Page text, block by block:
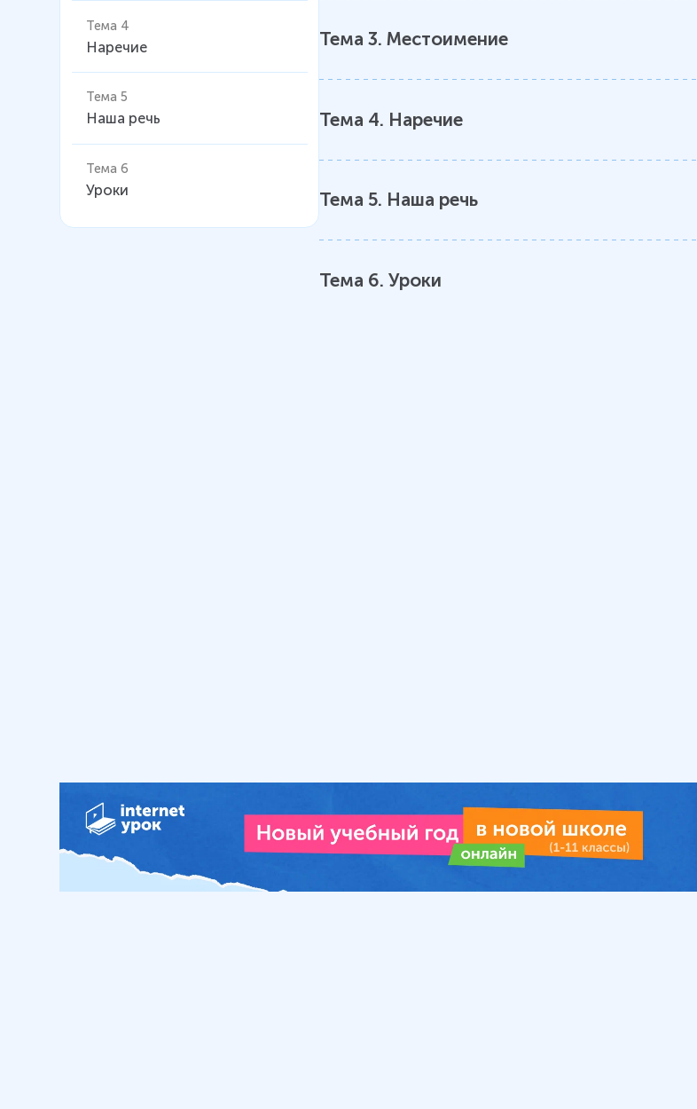
Тема 4
Наречие
Тема 5
Наша речь
Тема 6
Уроки
Тема3.Местоимение
Тема 4. Наречие
Тема 5. Наша речь
Тема 6.Уроки